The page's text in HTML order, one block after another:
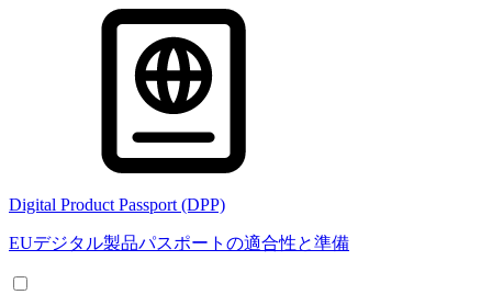
Digital Product Passport (DPP)
EUデジタル製品パスポートの適合性と準備